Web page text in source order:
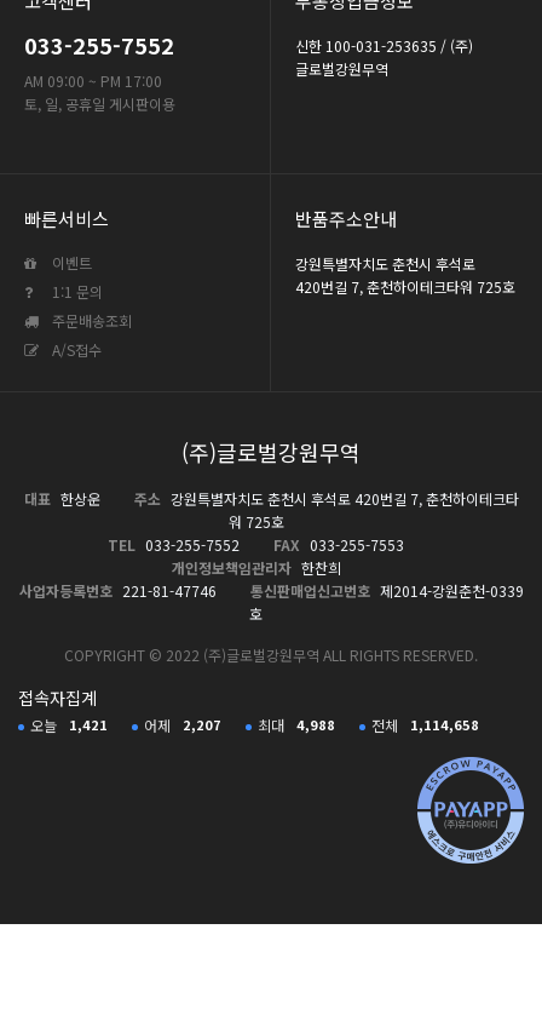
033-255-7552
AM 09:00 ~ PM 17:00
토, 일, 공휴일 게시판이용
신한 100-031-253635 / (주)
글로벌강원무역
빠른서비스
이벤트
1:1 문의
주문배송조회
A/S접수
반품주소안내
강원특별자치도 춘천시 후석로
420번길 7, 춘천하이테크타워 725호
(주)글로벌강원무역
대표 한상운 주소 강원특별자치도 춘천시 후석로 420번길 7, 춘천하이테크타
워 725호
TEL 033-255-7552 FAX 033-255-7553
개인정보책임관리자 한찬희
사업자등록번호 221-81-47746 통신판매업신고번호 제2014-강원춘천-0339
호
COPYRIGHT © 2022 (주)글로벌강원무역 ALL RIGHTS RESERVED.
접속자집계
오늘 1,421 어제 2,207 최대 4,988 전체 1,114,658